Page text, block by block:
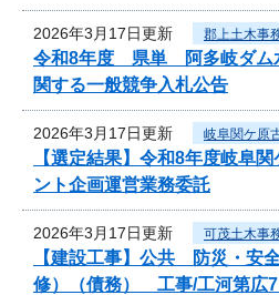
2026年3月17日更新 郡上土木事
令和8年度 県単 阿多岐ダム
関する一般競争入札公告
2026年3月17日更新 岐阜関ケ原
【選定結果】令和8年度岐阜
ント企画運営業務委託
2026年3月17日更新 可茂土木事
【建設工事】公共 防災・安
修）（債務） 工事/工河第広